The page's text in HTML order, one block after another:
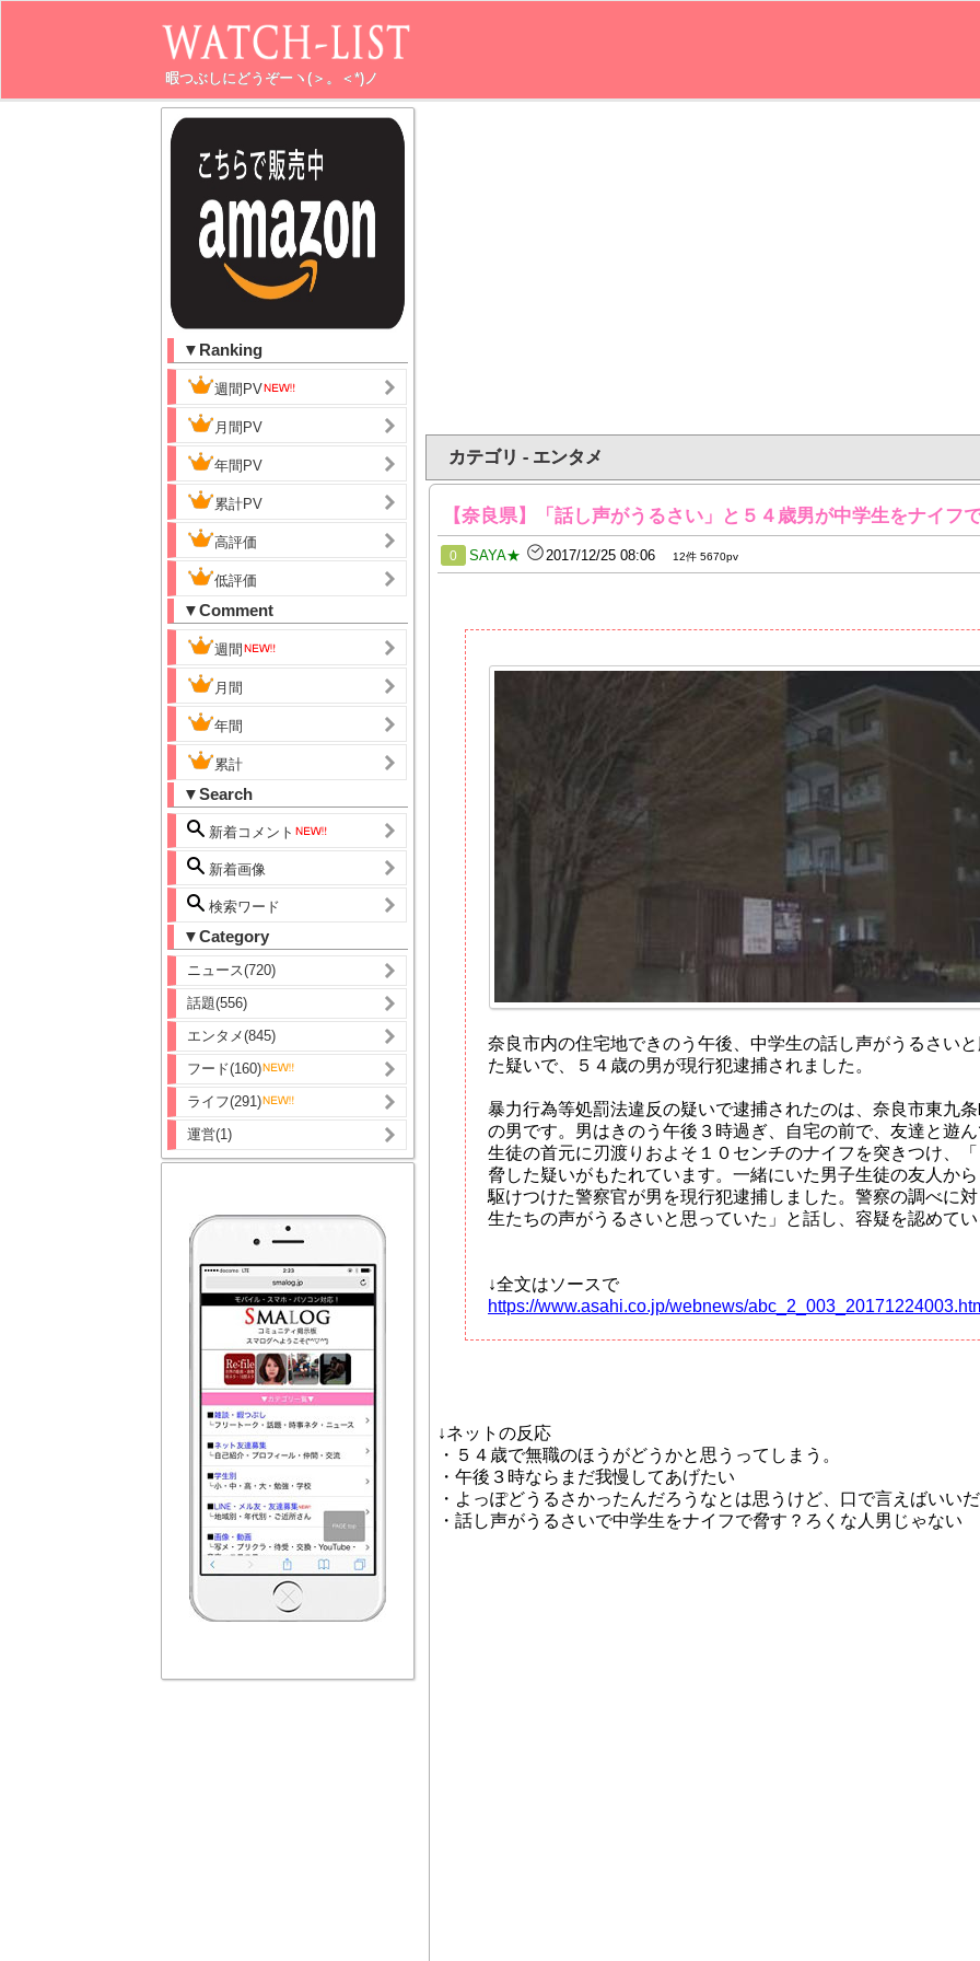
暇つぶしにどうぞーヽ(＞。＜*)ノ
▼Ranking
週間PV
月間PV
年間PV
累計PV
高評価
低評価
▼Comment
週間
月間
年間
累計
▼Search
新着コメント
新着画像
検索ワード
▼Category
ニュース(720)
話題(556)
エンタメ(845)
フード(160)
ライフ(291)
運営(1)
カテゴリ - エンタメ
【奈良県】「話し声がうるさい」と５４歳男が中学生をナイフ
0 SAYA★ 2017/12/25 08:06 12件 5670pv
奈良市内の住宅地できのう午後、中学生の話し声がうるさい
た疑いで、５４歳の男が現行犯逮捕されました。
暴力行為等処罰法違反の疑いで逮捕されたのは、奈良市東九
の男です。男はきのう午後３時過ぎ、自宅の前で、友達と遊
生徒の首元に刃渡りおよそ１０センチのナイフを突きつけ、
脅した疑いがもたれています。一緒にいた男子生徒の友人か
駆けつけた警察官が男を現行犯逮捕しました。警察の調べに
生たちの声がうるさいと思っていた」と話し、容疑を認めて
↓全文はソースで
https://www.asahi.co.jp/webnews/
↓ネットの反応
・５４歳で無職のほうがどうかと思うってしまう。
・午後３時ならまだ我慢してあげたい
・よっぽどうるさかったんだろうなとは思うけど、口で言えばいい
・話し声がうるさいで中学生をナイフで脅す？ろくな人男じゃない